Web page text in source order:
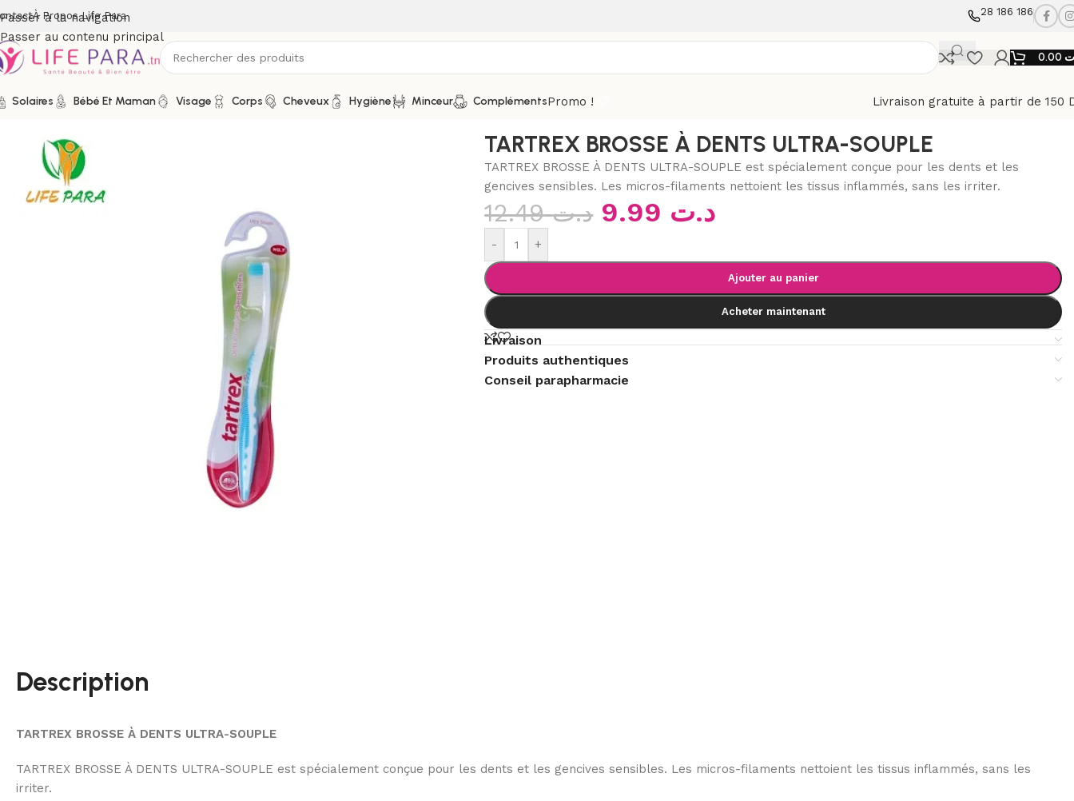
Passer à la navigation
Passer au contenu principal
À Propos Life Para 28 186 186
Solaires Bébé Et Maman Visage Corps Cheveux Hygiène Minceur ComplémentsPromo !
Livraison gratuite à partir de 150
/Boutique / Soins buccodentaires Brosses à dents / TARTREX BROSSE À DENTS ULTRA-SOUPLE
TARTREX BROSSE À DENTS ULTRA-SOUPLE
TARTREX BROSSE À DENTS ULTRA-SOUPLE est spécialement conçue pour les dents et les
gencives sensibles. Les micros-filaments nettoient les tissus inflammés, sans les irriter.
د.ت12.49 د.ت
- +
Ajouter au panier
Acheter maintenant
Livraison
Produits authentiques
Conseil parapharmacie
Description
TARTREX BROSSE À DENTS ULTRA-SOUPLE
TARTREX BROSSE À DENTS ULTRA-SOUPLE est spécialement conçue pour les dents et les gencives sensibles. Les micros-filaments nettoient les tissus inflammés, sans les
irriter.